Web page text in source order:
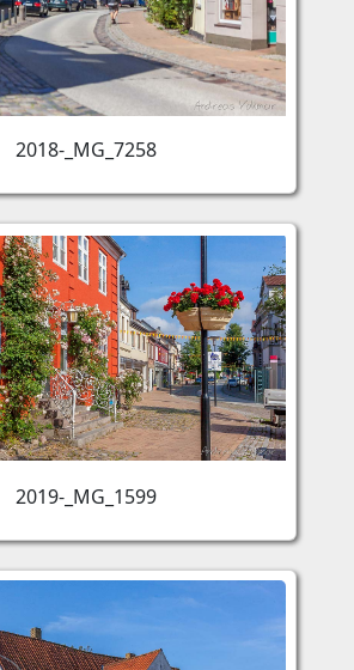
2018-_MG_7258
2019-_MG_1599